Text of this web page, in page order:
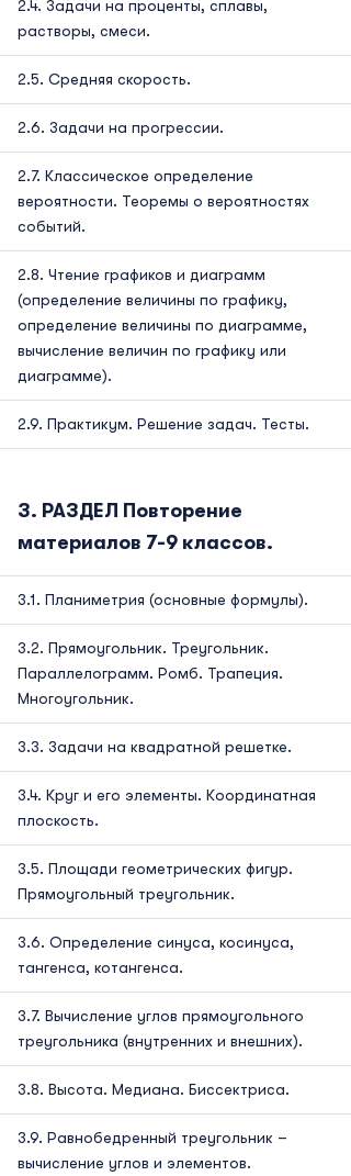
Задачи на проценты, сплавы,
растворы, смеси.
Средняя скорость.
Задачи на прогрессии.
Классическое определение
вероятности. Теоремы о вероятностях
событий.
Чтение графиков и диаграмм
(определение величины по графику,
определение величины по диаграмме,
вычисление величин по графику или
диаграмме).
Практикум. Решение задач. Тесты.
РАЗДЕЛ Повторение
материалов 7-9 классов.
Планиметрия (основные формулы).
Прямоугольник. Треугольник.
Параллелограмм. Ромб. Трапеция.
Многоугольник.
Задачи на квадратной решетке.
Круг и его элементы. Координатная
плоскость.
Площади геометрических фигур.
Прямоугольный треугольник.
Определение синуса, косинуса,
тангенса, котангенса.
Вычисление углов прямоугольного
треугольника (внутренних и внешних).
Высота. Медиана. Биссектриса.
Равнобедренный треугольник –
вычисление углов и элементов.